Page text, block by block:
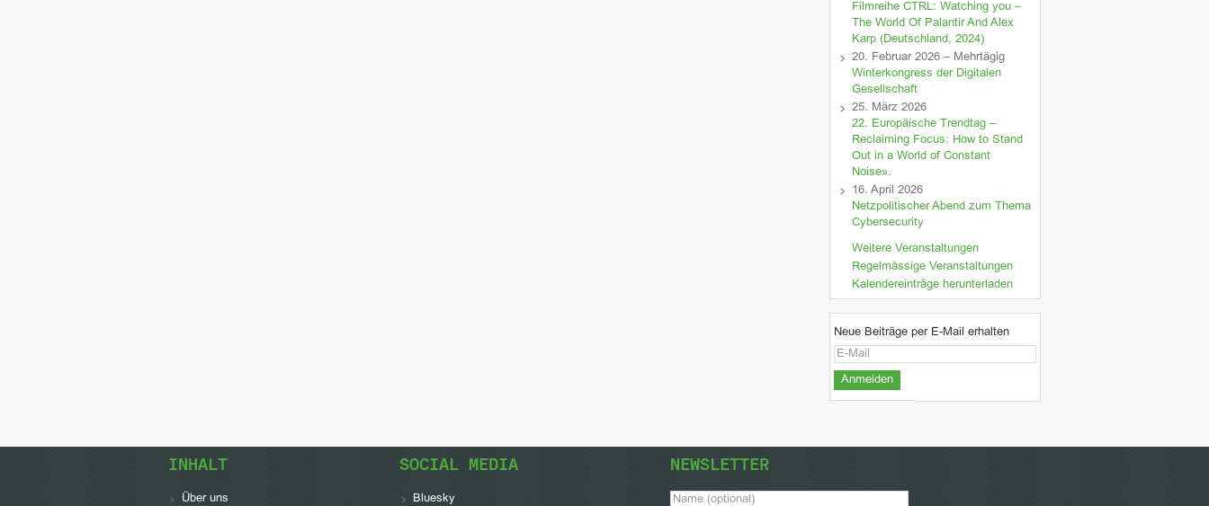
Filmreihe CTRL: Watching you –
The World Of Palantir And Alex
Karp (Deutschland, 2024)
20. Februar 2026 – Mehrtägig
Winterkongress der Digitalen
Gesellschaft
25. März 2026
22. Europäische Trendtag –
Reclaiming Focus: How to Stand
Out in a World of Constant
Noise».
16. April 2026
Netzpolitischer Abend zum Thema
Cybersecurity
Weitere Veranstaltungen
Regelmässige Veranstaltungen
Kalendereinträge herunterladen
Neue Beiträge per E-Mail erhalten
INHALT
Über uns
SOCIAL MEDIA
Bluesky
NEWSLETTER